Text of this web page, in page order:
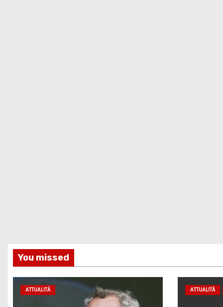
You missed
ATTUALITÀ ATTUALITÀ